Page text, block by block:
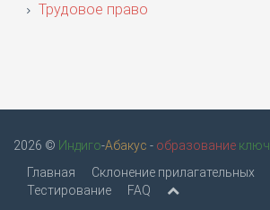
Трудовое право
2026 © Индиго-Абакус - образование ключ
Главная
Склонение прилагательных
Тестирование
FAQ